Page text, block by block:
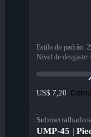
Estilo do padrão:
Nível de desgaste:
US$ 7,20
UMP-45 |